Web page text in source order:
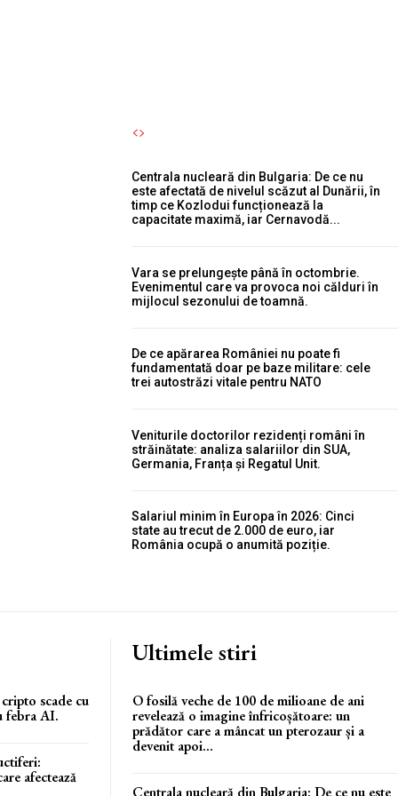
Centrala nucleară din Bulgaria: De ce nu
este afectată de nivelul scăzut al Dunării, în
timp ce Kozlodui funcționează la
capacitate maximă, iar Cernavodă...
Vara se prelungește până în octombrie.
Evenimentul care va provoca noi călduri în
mijlocul sezonului de toamnă.
De ce apărarea României nu poate fi
fundamentată doar pe baze militare: cele
trei autostrăzi vitale pentru NATO
Veniturile doctorilor rezidenți români în
străinătate: analiza salariilor din SUA,
Germania, Franța și Regatul Unit.
Salariul minim în Europa în 2026: Cinci
state au trecut de 2.000 de euro, iar
România ocupă o anumită poziție.
scade cu
febra AI.
afectează
Ultimele stiri
O fosilă veche de 100 de milioane de ani
revelează o imagine înfricoșătoare: un
prădător care a mâncat un pterozaur și a
devenit apoi...
Centrala nucleară din Bulgaria: De ce nu este